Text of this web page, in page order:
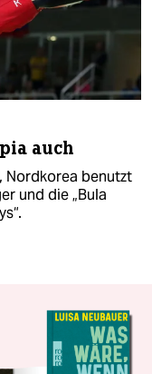
auch
Nordkorea benutzt
und die „Bula